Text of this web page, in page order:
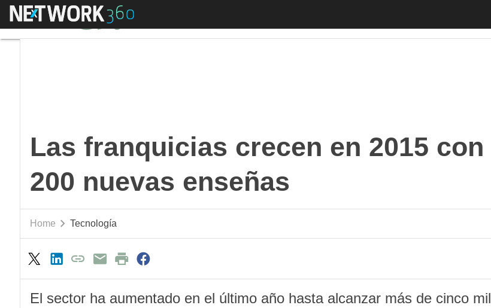
Menú
Las franquicias crecen en 2015 con
200 nuevas enseñas
Home Tecnología
El sector ha aumentado en el último año hasta alcanzar más de cinco mil